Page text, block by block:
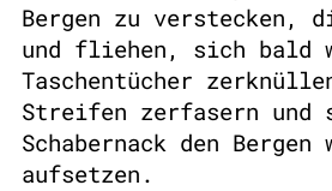
Bergen zu verstecken,
und fliehen, sich bald
Taschentücher
Streifen zerfasern und
Schabernack den Bergen
aufsetzen.